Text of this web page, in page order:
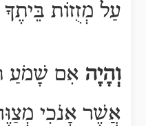
עַל מְזֻזוֹת
וְהָיָה אִם שָׁמֹעַ
אֲשֶׁר אָנֹכִי